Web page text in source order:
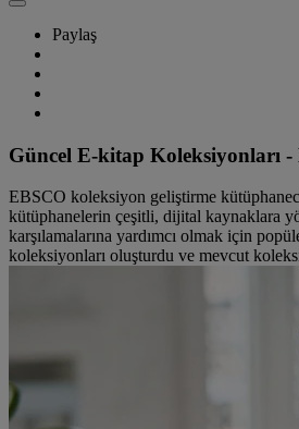
Paylaş
Güncel E-kitap Koleksiyonları
EBSCO koleksiyon geliştirme
kütüphanelerin çeşitli, dijital kaynaklara
karşılamalarına yardımcı olmak için
koleksiyonları oluşturdu ve mevcut